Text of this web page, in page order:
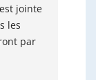
jointe
les
par